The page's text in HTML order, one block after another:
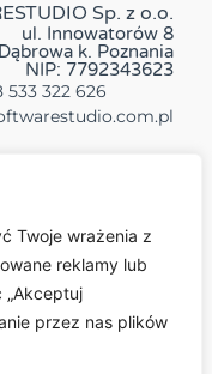
Twoje wrażenia z
reklamy lub
„Akceptuj
przez nas plików
Sp. z o.o.
ul. Innowatorów 8
k. Poznania
NIP: 7792343623
533 322 626